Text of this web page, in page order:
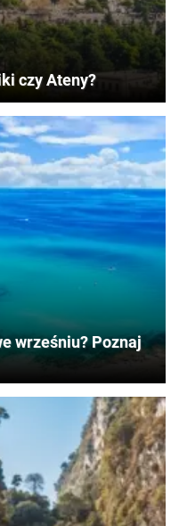
czy Ateny?
wrześniu? Poznaj